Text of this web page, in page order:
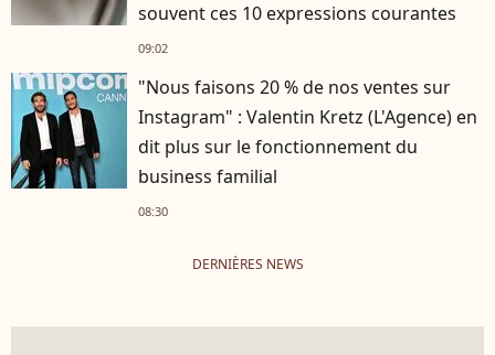
souvent ces 10 expressions courantes
09:02
"Nous faisons 20 % de nos ventes sur
Instagram" : Valentin Kretz (L'Agence) en
dit plus sur le fonctionnement du
business familial
08:30
DERNIÈRES NEWS